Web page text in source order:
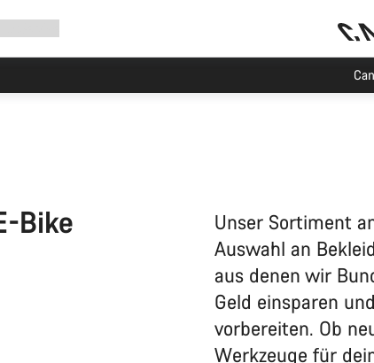
Hohe Nachfrage in den Werkstätten: In unseren Standorten
Bike
Unser Sortiment
Auswahl an
aus denen wir
Geld einsparen
vorbereiten. Ob
Werkzeuge für